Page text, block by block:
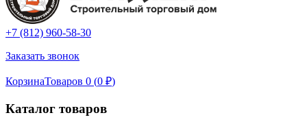
+7 (812) 960-58-30
Заказать звонок
КорзинаТоваров 0 (0 ₽)
Каталог товаров